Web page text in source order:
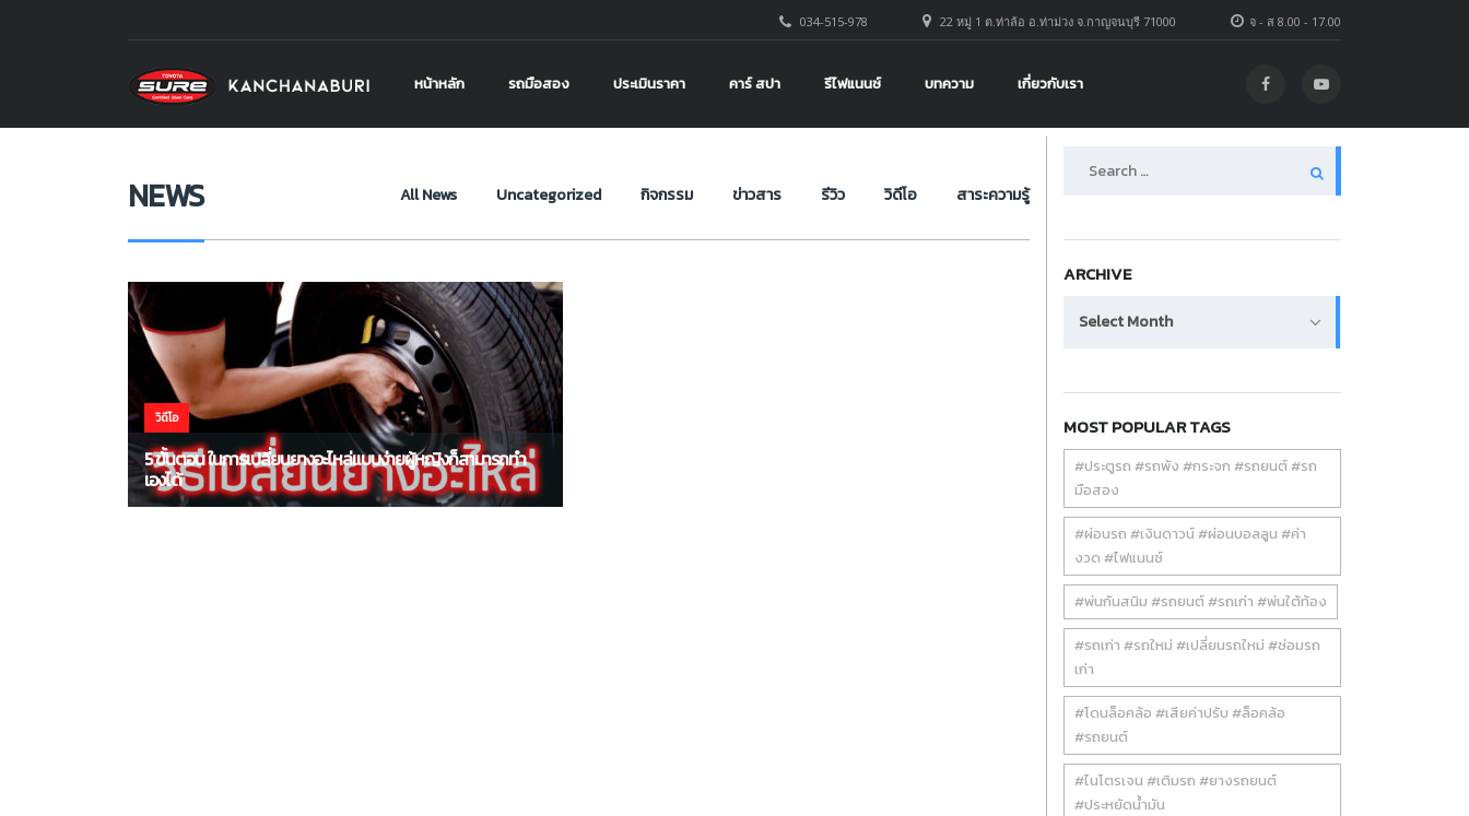
จ - ส 8.00 - 17.00
22 หมู่ 1 ต.ท่าล้อ อ.ท่าม่วง จ.กาญจนบุรี 71000
034-515-978
หน้าหลัก รถมือสอง ประเมินราคา คาร์ สปา รีไฟแนนซ์ บทความ เกี่ยวกับเรา
โตโยต้า ชัวร์ กาญจนบุรี >NEWS > ยางรถยนต์
NEWS All News Uncategorized กิจกรรม ข่าวสาร รีวิว วิดีโอ สาระความรู้
วิดีโอ
5 ขั้นตอน ในการเปลี่ยนยางอะไหล่แบบง่ายผู้หญิงก็สามารถทำ
เองได้
ARCHIVE
Select Month
MOST POPULAR TAGS
#ประตูรถ #รถพัง #กระจก #รถยนต์ #รถ
มือสอง
#ผ่อนรถ #เงินดาวน์ #ผ่อนบอลลูน #ค่า
งวด #ไฟแนนซ์
#พ่นกันสนิม #รถยนต์ #รถเก่า #พ่นใต้ท้อง
#รถเก่า #รถใหม่ #เปลี่ยนรถใหม่ #ซ่อมรถ
เก่า
#โดนล็อคล้อ #เสียค่าปรับ #ล็อคล้อ
#รถยนต์
#ไนโตรเจน #เติมรถ #ยางรถยนต์
#ประหยัดน้ำมัน